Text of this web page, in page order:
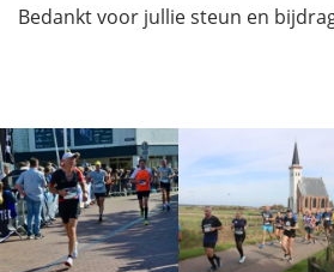
Bedankt voor jullie steun en